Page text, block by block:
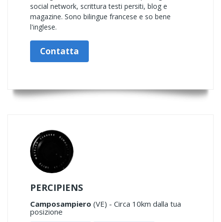
social network, scrittura testi persiti, blog e
magazine. Sono bilingue francese e so bene
l'inglese.
Contatta
PERCIPIENS
Camposampiero (VE) - Circa 10km dalla tua
posizione